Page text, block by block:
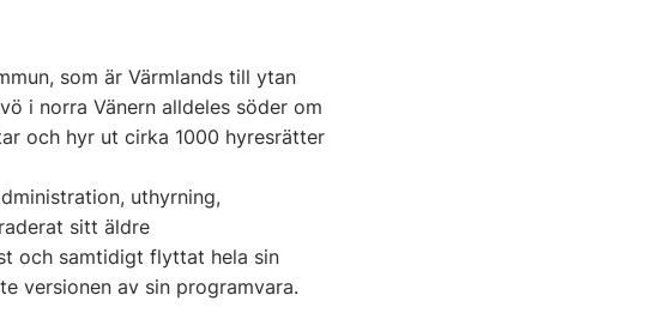
som är Värmlands till ytan
i norra Vänern alldeles söder om
och hyr ut cirka 1000 hyresrätter
uthyrning,
sitt äldre
och samtidigt flyttat hela sin
versionen av sin programvara.